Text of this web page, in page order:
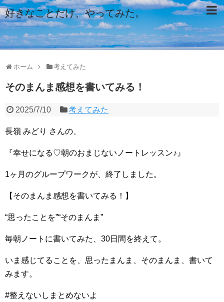
好きなことだけ、やってみた。
ホーム 考えてみた
そのまんま感想を書いてみる！
2025/7/10 考えてみた
長嶺 みどり さんの、
『幸せになる♡朝のおまじないノートレッスン♪』
1ヶ月のグループワークが、終了しました。
【そのまんま感想を書いてみる！】
“思ったことを”“そのまんま”
毎朝ノートに書いてみた、30日間を終えて。
いま感じてることを、思ったまんま、そのまんま、書いて
みます。
#整えないしまとめないよ